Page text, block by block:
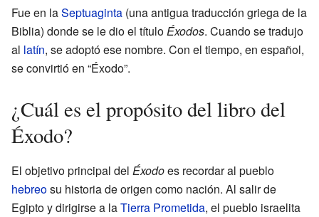
Fue en laSeptuaginta (una antigua traducción griega de la
Biblia) donde se le dio el títuloÉxodos. Cuando se tradujo
al latín, se adoptó ese nombre. Con el tiempo, en español,
se convirtió en “Éxodo”.
¿Cuál es el propósito del libro del
Éxodo?
El objetivo principal del Éxodoes recordar al pueblo
hebreosu historia de origen como nación. Al salir de
Egipto y dirigirse a laTierra Prometida, el pueblo israelita